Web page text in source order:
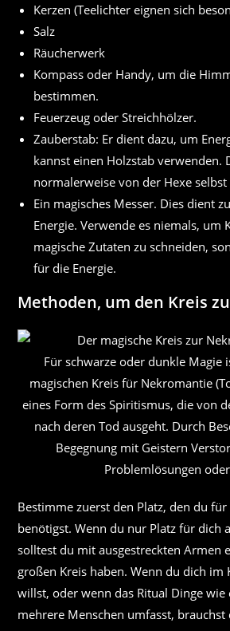
Kerzen (Teelichter eignen sich
Salz
Räucherwerk
Kompass oder Handy, um die
bestimmen.
Feuerzeug oder Streichhölzer.
Zauberstab: Er dient dazu, um
kannst einen Holzstab verwenden.
normalerweise von der Hexe
Ein magisches Messer. Dies dient
Energie. Verwende es niemals, um
magische Zutaten zu schneiden,
für die Energie.
Methoden, um den Kreis
Für schwarze oder dunkle Magie
magischen Kreis für Nekromantie
eines Form des Spiritismus, die von
nach deren Tod ausgeht. Durch
Begegnung mit Geistern
Problemlösungen
Bestimme zuerst den Platz, den du für
benötigst. Wenn du nur Platz für dich
solltest du mit ausgestreckten Armen
großen Kreis haben. Wenn du dich im
willst, oder wenn das Ritual Dinge
mehrere Menschen umfasst,